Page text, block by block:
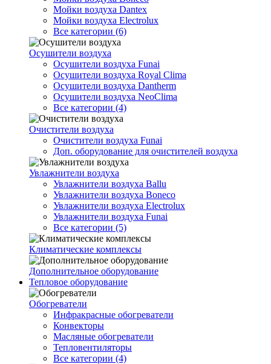
Мойки воздуха Dantex
Мойки воздуха Electrolux
Все категории (6)
Осушители воздуха
Осушители воздуха Funai
Осушители воздуха Royal Clima
Осушители воздуха Dantherm
Осушители воздуха NeoClima
Все категории (4)
Очистители воздуха
Очистители воздуха Funai
Доп. оборудование для очистителей воздуха
Увлажнители воздуха
Увлажнители воздуха Ballu
Увлажнители воздуха Boneco
Увлажнители воздуха Electrolux
Увлажнители воздуха Funai
Все категории (5)
Климатические комплексы
Дополнительное оборудование
Тепловое оборудование
Обогреватели
Инфракрасные обогреватели
Конвекторы
Масляные обогреватели
Тепловентиляторы
Все категории (4)